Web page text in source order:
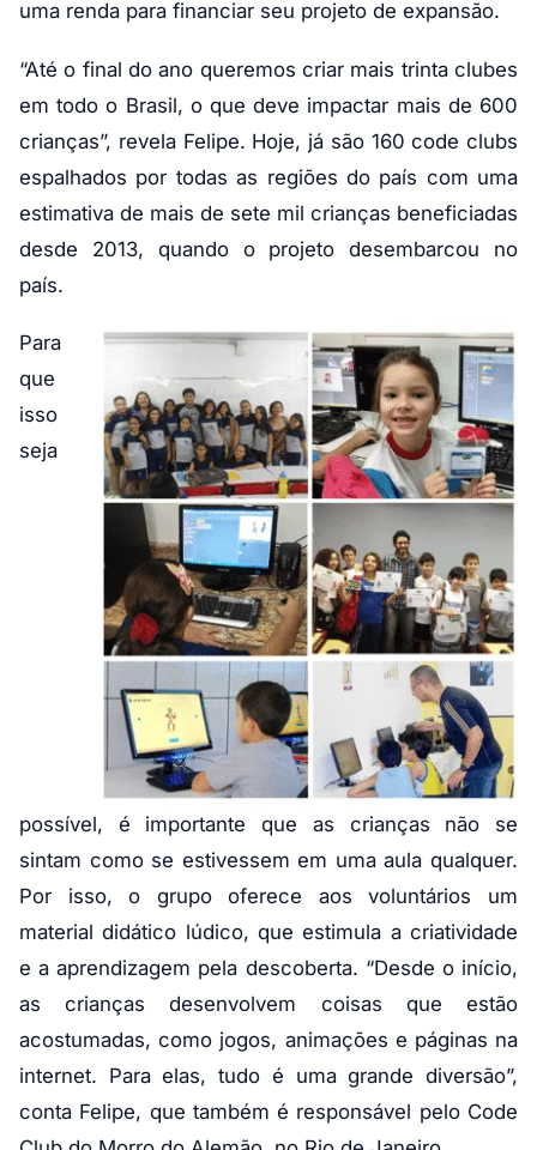
uma renda para financiar seu projeto de expansão.
“Até o final do ano queremos criar mais trinta clubes
em todo o Brasil, o que deve impactar mais de 600
crianças”, revela Felipe. Hoje, já são 160 code clubs
espalhados por todas as regiões do país com uma
estimativa de mais de sete mil crianças beneficiadas
desde 2013, quando o projeto desembarcou no
país.
Para
que
isso
seja
possível, é importante que as crianças não se
sintam como se estivessem em uma aula qualquer.
Por isso, o grupo oferece aos voluntários um
material didático lúdico, que estimula a criatividade
e a aprendizagem pela descoberta. “Desde o início,
as crianças desenvolvem coisas que estão
acostumadas, como jogos, animações e páginas na
internet. Para elas, tudo é uma grande diversão”,
conta Felipe, que também é responsável pelo Code